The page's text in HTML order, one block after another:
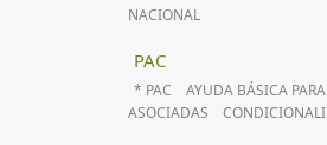
NACIONAL
PAC
* PAC AYUDA BÁSICA
ASOCIADAS